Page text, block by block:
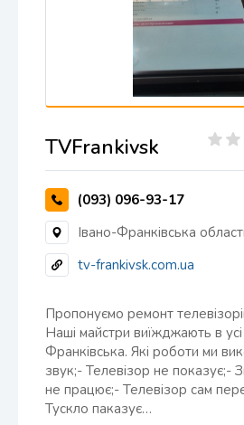
TVFrankivsk
(093) 096-93-17
Івано-Франківська
tv-frankivsk.com.ua
Пропонуємо ремонт
Наші майстри виїжджають в
Франківська. Які роботи ми
звук;- Телевізор не показує;-
не працює;- Телевізор сам
Тускло паказує…